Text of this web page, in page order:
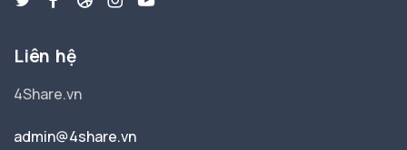
Liên hệ
4Share.vn
admin@4share.vn